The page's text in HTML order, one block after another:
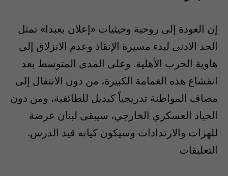
إن العودة إلى روحية وحيثيات «إعلان بعبدا» تمثل
الحد الادنى لبدء مسيرة الإنقاذ وعدم الانزلاق إلى
هاوية الحرب الأهلية. وعلى المدى المتوسط بعد
انقشاع هذه الغمامة الكبيرة، من دون الانتقال إلى
مصاف المواطنة تدريجياً كبديل للطائفية، ومن دون
الحياد العسكري الخارجي، سيبقى لبنان عرضة
للهزات والارتدادات وسيكون كيانه قيد الدرس.
التعليقات